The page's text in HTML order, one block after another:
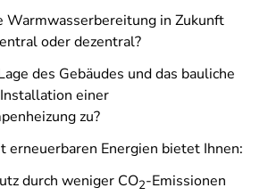
Warmwasserbereitung in Zukunft
oder dezentral?
des Gebäudes und das bauliche
einer
zu?
erneuerbaren Energien bietet Ihnen:
durch weniger CO2-Emissionen